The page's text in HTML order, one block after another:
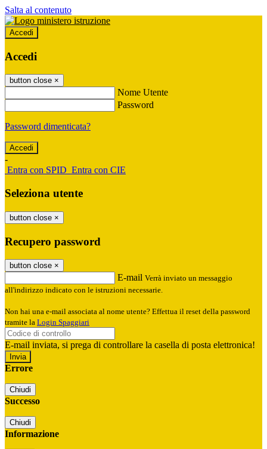
Salta al contenuto
Accedi
Accedi
button close ×
Nome Utente
Password
Password dimenticata?
-
Entra con SPID Entra con CIE
Seleziona utente
button close ×
Recupero password
button close ×
E-mail Verrà inviato un messaggio
all'indirizzo indicato con le istruzioni necessarie.
Non hai una e-mail associata al nome utente? Effettua il reset della password
tramite la Login Spaggiari
E-mail inviata, si prega di controllare la casella di posta elettronica!
Errore
Chiudi
Successo
Chiudi
Informazione